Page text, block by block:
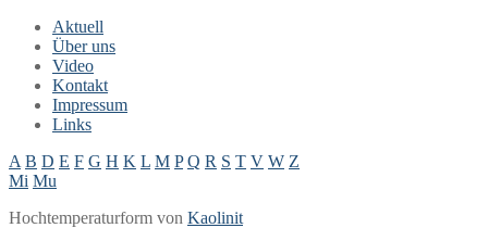
Aktuell
Über uns
Video
Kontakt
Impressum
Links
A B D E F G H K L M P Q R S T V W Z
Mi Mu
Hochtemperaturform von Kaolinit